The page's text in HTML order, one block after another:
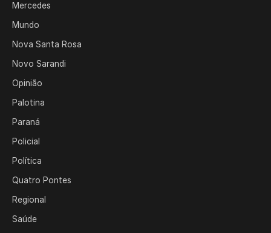
Mercedes
Mundo
Nova Santa Rosa
Novo Sarandi
Opinião
Palotina
Paraná
Policial
Política
Quatro Pontes
Regional
Saúde